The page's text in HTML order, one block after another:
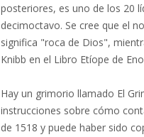
posteriores, es uno de los 20
decimoctavo. Se cree que el
significa "roca de Dios",
Knibb en el Libro Etíope de
Hay un grimorio llamado El
instrucciones sobre cómo
de 1518 y puede haber sido